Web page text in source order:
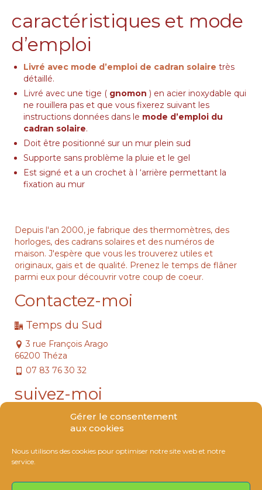
Gérer le consentement
aux cookies
Nous utilisons des cookies pour optimiser notre site web et notre
service.
caractéristiques et mode
d’emploi
Livré avec mode d’emploi de cadran solaire très
détaillé.
Livré avec une tige ( gnomon ) en acier inoxydable qui
ne rouillera pas et que vous fixerez suivant les
instructions données dans le mode d’emploi du
cadran solaire.
Doit être positionné sur un mur plein sud
Supporte sans problème la pluie et le gel
Est signé et a un crochet à l ‘arrière permettant la
fixation au mur
Depuis l'an 2000, je fabrique des thermomètres, des
horloges, des cadrans solaires et des numéros de
maison. J'espère que vous les trouverez utiles et
originaux, gais et de qualité. Prenez le temps de flâner
parmi eux pour découvrir votre coup de coeur.
Contactez-moi
Temps du Sud
3 rue François Arago
66200 Théza
07 83 76 30 32
suivez-moi